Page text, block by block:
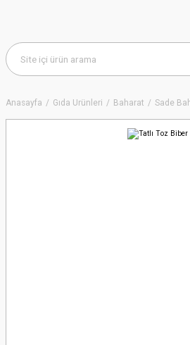
Anasayfa Gıda Ürünleri Baharat Sade